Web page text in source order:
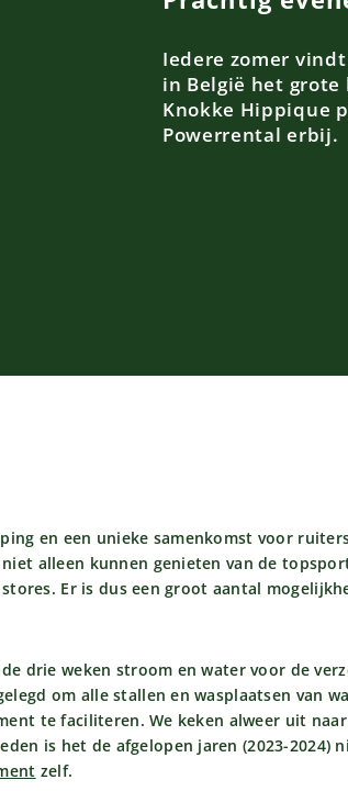
Iedere zomer
in België het
Knokke Hippique
Powerrental erbij.
en een unieke samenkomst voor
alleen kunnen genieten van de
Er is dus een groot aantal
drie weken stroom en water voor de
om alle stallen en wasplaatsen van
te faciliteren. We keken alweer uit
is het de afgelopen jaren (2023-2024)
zelf.